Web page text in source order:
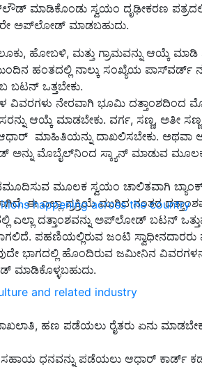
happening across the country
and related industry
ಮಾಡಿಕೊಂಡು ಸ್ವಯಂ ದೃಢೀಕರಣ
ಅಪ್‍ಲೋಡ್ ಮಾಡಬಹುದು.
ಹೋಬಳಿ, ಮತ್ತು ಗ್ರಾಮವನ್ನು ಆಯ್ಕೆ
ಹಂತದಲ್ಲಿ ನಾಲ್ಕು ಸಂಖ್ಯೆಯ ಪಾಸ್‍ವರ್ಡ್
ಒತ್ತಬೇಕು.
ವಿವರಗಳು ನೇರವಾಗಿ ಭೂಮಿ
ಆಯ್ಕೆ ಮಾಡಬೇಕು. ವರ್ಗ, ಸಣ್ಣ, ಅತೀ
ಮಾಹಿತಿಯನ್ನು ದಾಖಲಿಸಬೇಕು. ಅಥವಾ
ಅನ್ನು ಮೊಬೈಲ್‍ನಿಂದ ಸ್ಕ್ಯಾನ್ ಮಾಡುವ
ಮೂಲಕ ಸ್ವಯಂ ಚಾಲಿತವಾಗಿ ಬ್ಯಾಂಕ್
ಈ ಎಲ್ಲಾ ಪ್ರಕ್ರಿಯೆ ಮುಗಿದ ನಂತರ
ದತ್ತಾಂಶವನ್ನು ಅಪ್‍ಲೋಡ್ ಬಟನ್
ಪಹಣಿಯಲ್ಲಿರುವ ಜಂಟಿ ಸ್ವಾಧೀನದಾರರು
ಭಾಗದಲ್ಲಿ ಹೊಂದಿರುವ ಜಮೀನಿನ
ಮಾಡಿಕೊಳ್ಳಬಹುದು.
ಹಣ ಪಡೆಯಲು ರೈತರು ಏನು ಮಾಡಬೇಕು
ಧನವನ್ನು ಪಡೆಯಲು ಆಧಾರ್ ಕಾರ್ಡ್